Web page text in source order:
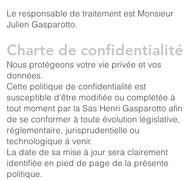
Le responsable de traitement est Monsieur
Julien Gasparotto.
Charte de confidentialité
Nous protégeons votre vie privée et vos
données.
Cette politique de confidentialité est
susceptible d’être modifiée ou complétée à
tout moment par la Sas Henri Gasparotto afin
de se conformer à toute évolution législative,
réglementaire, jurisprudentielle ou
technologique à venir.
La date de sa mise à jour sera clairement
identifiée en pied de page de la présente
politique.